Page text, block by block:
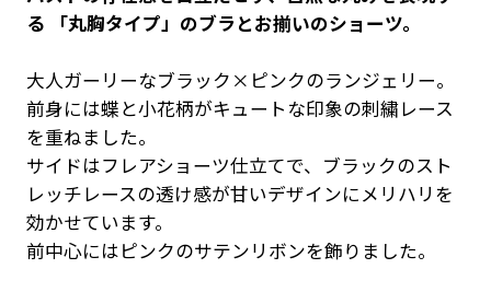
る 「丸胸タイプ」のブラとお揃いのショーツ。
大人ガーリーなブラック×ピンクのランジェリー。
前身には蝶と小花柄がキュートな印象の刺繍レース
を重ねました。
サイドはフレアショーツ仕立てで、ブラックのスト
レッチレースの透け感が甘いデザインにメリハリを
効かせています。
前中心にはピンクのサテンリボンを飾りました。